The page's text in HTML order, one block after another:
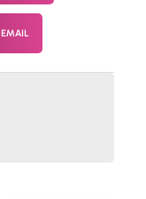
EMAIL